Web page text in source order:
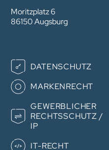
Moritzplatz 6
86150 Augsburg
Navigation
überspringen
DATENSCHUTZ
MARKENRECHT
GEWERB­­LICHER
RECHTS­­SCHUTZ /
IP
IT-RECHT